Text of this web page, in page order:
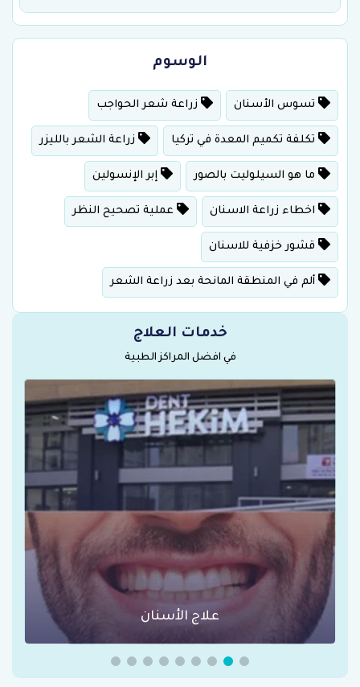
الوسوم
تسوس الأسنان زراعة شعر الحواجب
تكلفة تكميم المعدة في تركيا زراعة الشعر بالليزر
ما هو السيلوليت بالصور إبر الإنسولين
اخطاء زراعة الاسنان عملية تصحيح النظر
قشور خزفية للاسنان
ألم في المنطقة المانحة بعد زراعة الشعر
خدمات العلاج
في افضل المراكز الطبية
علاج الأسنان